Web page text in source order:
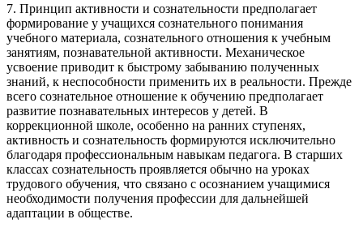
7. Принцип активности и сознательности предполагает
формирование у учащихся сознательного понимания
учебного материала, сознательного отношения к учебным
занятиям, познавательной активности. Механическое
усвоение приводит к быстрому забыванию полученных
знаний, к неспособности применить их в реальности. Прежде
всего сознательное отношение к обучению предполагает
развитие познавательных интересов у детей. В
коррекционной школе, особенно на ранних ступенях,
активность и сознательность формируются исключительно
благодаря профессиональным навыкам педагога. В старших
классах сознательность проявляется обычно на уроках
трудового обучения, что связано с осознанием учащимися
необходимости получения профессии для дальнейшей
адаптации в обществе.